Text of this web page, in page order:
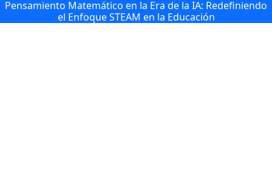
Pensamiento Matemático en la Era de la IA: Redefiniendo
el Enfoque STEAM en la Educación